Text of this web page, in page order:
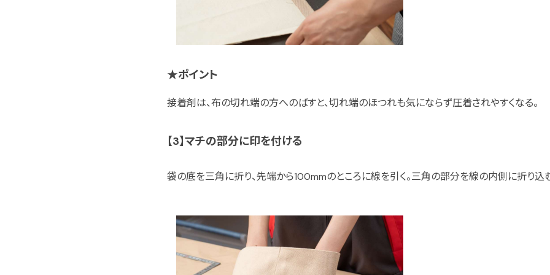
★ポイント
接着剤は、布の切れ端の方へのばすと、切れ端のほつれも気にならず圧着されやすくなる。
【3】マチの部分に印を付ける
袋の底を三角に折り、先端から100mmのところに線を引く。三角の部分を線の内側に折り込